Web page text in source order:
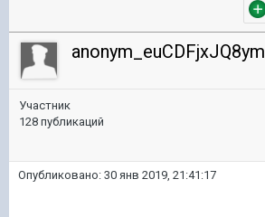
anonym_euCDFjxJQ8ym
Участник
128 публикаций
Опубликовано: 30 янв 2019, 21:41:17